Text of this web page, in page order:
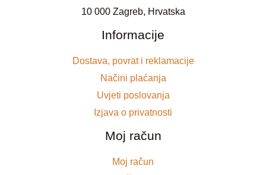
10 000 Zagreb, Hrvatska
Informacije
Dostava, povrat i reklamacije
Načini plaćanja
Uvjeti poslovanja
Izjava o privatnosti
Moj račun
Moj račun